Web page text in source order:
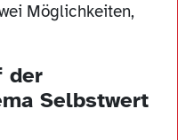
Möglichkeiten,
der
Selbstwert